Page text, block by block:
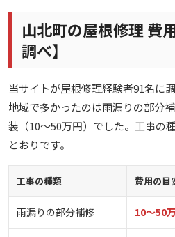
山北町の屋根修理 費
調べ】
当サイトが屋根修理経験者91名に
地域で多かったのは雨漏りの部分
装（10〜50万円）でした。工事の
とおりです。
工事の種類 費用の目
雨漏りの部分補修 10〜50